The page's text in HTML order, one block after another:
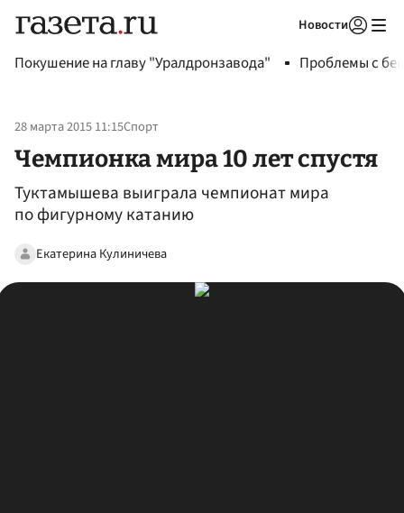
Новости
Покушение на главу "Уралдронзавода" Проблемы с
28 марта 2015 11:15Спорт
Чемпионка мира 10 лет спустя
Туктамышева выиграла чемпионат мира
по фигурному катанию
Екатерина Кулиничева